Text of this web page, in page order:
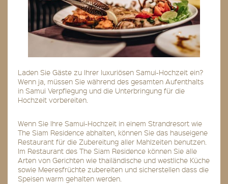
Laden Sie Gäste zu Ihrer luxuriösen Samui-Hochzeit ein?
Wenn ja, müssen Sie während des gesamten Aufenthalts
in Samui Verpflegung und die Unterbringung für die
Hochzeit vorbereiten.
Wenn Sie Ihre Samui-Hochzeit in einem Strandresort wie
The Siam Residence abhalten, können Sie das hauseigene
Restaurant für die Zubereitung aller Mahlzeiten benutzen.
Im Restaurant des The Siam Residence können Sie alle
Arten von Gerichten wie thailändische und westliche Küche
sowie Meeresfrüchte zubereiten und sicherstellen dass die
Speisen warm gehalten werden.